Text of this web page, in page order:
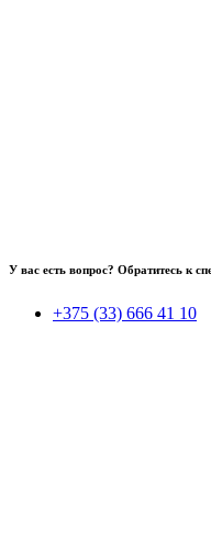
У вас есть вопрос? Обратитесь к
+375 (33) 666 41 10